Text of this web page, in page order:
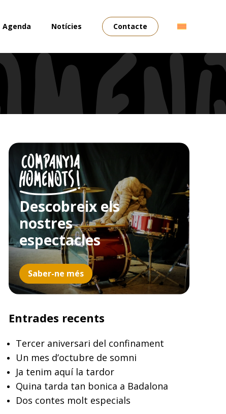
Agenda Notícies Contacte
Descobreix els
nostres
espectacles
Saber-ne més
Entrades recents
Tercer aniversari del confinament
Un mes d’octubre de somni
Ja tenim aquí la tardor
Quina tarda tan bonica a Badalona
Dos contes molt especials